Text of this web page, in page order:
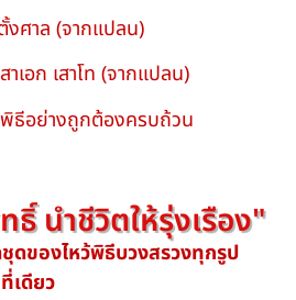
ศาล (จากแปลน)
เอก เสาโท (จากแปลน)
ธีอย่างถูกต้องครบถ้วน
นำชีวิตให้รุ่งเรือง"
ดของไหว้พิธีบวงสรวงทุกรูป
เดียว